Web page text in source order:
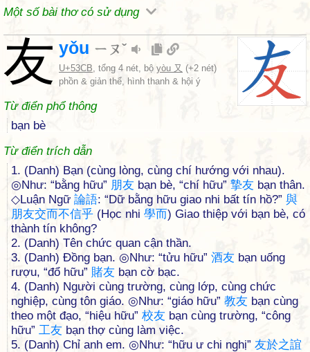
Một số bài thơ có sử dụng
友 yǒu ㄧㄡˇ
U+53CB, tổng 4 nét, bộ yòu 又 (+2 nét)
phồn & giản thể, hình thanh & hội ý
Từ điển phổ thông
bạn bè
Từ điển trích dẫn
1. (Danh) Bạn (cùng lòng, cùng chí hướng với nhau).
◎Như: “bằng hữu” 朋友 bạn bè, “chí hữu” 摯友 bạn thân.
◇Luận Ngữ 論語: “Dữ bằng hữu giao nhi bất tín hồ?” 與
朋友交而不信乎 (Học nhi 學而) Giao thiệp với bạn bè, có
thành tín không?
2. (Danh) Tên chức quan cận thần.
3. (Danh) Đồng bạn. ◎Như: “tửu hữu” 酒友 bạn uống
rượu, “đổ hữu” 賭友 bạn cờ bạc.
4. (Danh) Người cùng trường, cùng lớp, cùng chức
nghiệp, cùng tôn giáo. ◎Như: “giáo hữu” 教友 bạn cùng
theo một đạo, “hiệu hữu” 校友 bạn cùng trường, “công
hữu” 工友 bạn thợ cùng làm việc.
5. (Danh) Chỉ anh em. ◎Như: “hữu ư chi nghị” 友於之誼